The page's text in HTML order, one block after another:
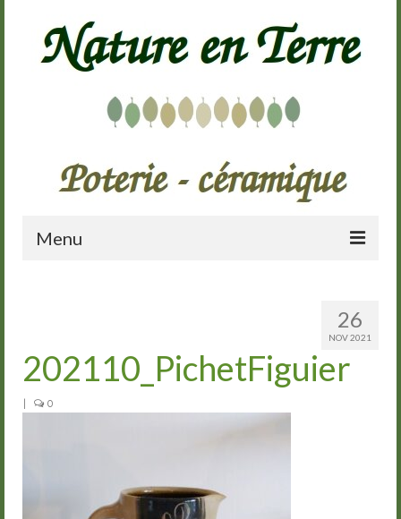
Menu
Galerie
Cours de poterie
Contact
26
NOV 2021
202110_PichetFiguier
| 0